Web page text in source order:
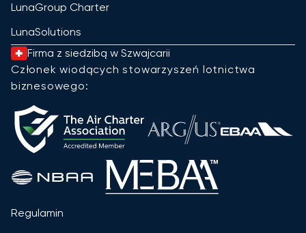
LunaGroup Charter
LunaSolutions
Firma z siedzibą w Szwajcarii
Członek wiodących stowarzyszeń lotnictwa
biznesowego:
Regulamin